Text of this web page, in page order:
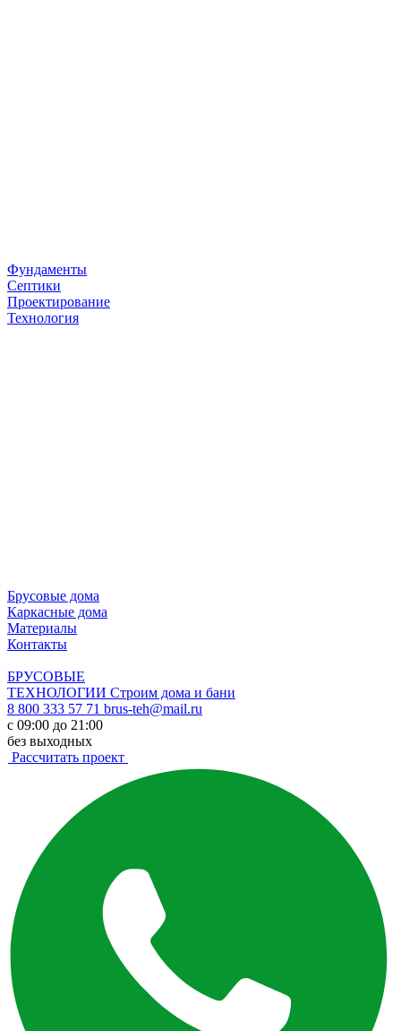
Фундаменты
Септики
Проектирование
Технология
Брусовые дома
Каркасные дома
Материалы
Контакты
БРУСОВЫЕ
ТЕХНОЛОГИИ Строим дома и бани
8 800 333 57 71 brus-teh@mail.ru
с 09:00 до 21:00
без выходных
Рассчитать проект